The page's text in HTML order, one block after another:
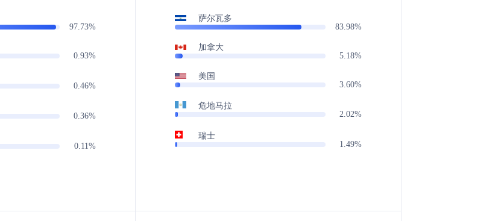
97.73%
0.93%
0.46%
0.36%
0.11%
萨尔瓦多
83.98%
加拿大
5.18%
美国
3.60%
危地马拉
2.02%
瑞士
1.49%